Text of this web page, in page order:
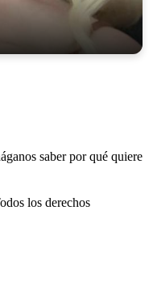
saber por qué quiere
los derechos